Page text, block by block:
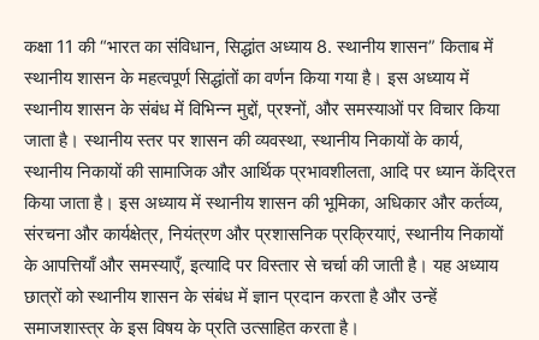
कक्षा 11 की “भारत का संविधान, सिद्धांत अध्याय 8. स्थानीय शासन” किताब में
स्थानीय शासन के महत्वपूर्ण सिद्धांतों का वर्णन किया गया है। इस अध्याय में
स्थानीय शासन के संबंध में विभिन्न मुद्दों, प्रश्नों, और समस्याओं पर विचार किया
जाता है। स्थानीय स्तर पर शासन की व्यवस्था, स्थानीय निकायों के कार्य,
स्थानीय निकायों की सामाजिक और आर्थिक प्रभावशीलता, आदि पर ध्यान केंद्रित
किया जाता है। इस अध्याय में स्थानीय शासन की भूमिका, अधिकार और कर्तव्य,
संरचना और कार्यक्षेत्र, नियंत्रण और प्रशासनिक प्रक्रियाएं, स्थानीय निकायों
के आपत्तियाँ और समस्याएँ, इत्यादि पर विस्तार से चर्चा की जाती है। यह अध्याय
छात्रों को स्थानीय शासन के संबंध में ज्ञान प्रदान करता है और उन्हें
समाजशास्त्र के इस विषय के प्रति उत्साहित करता है।